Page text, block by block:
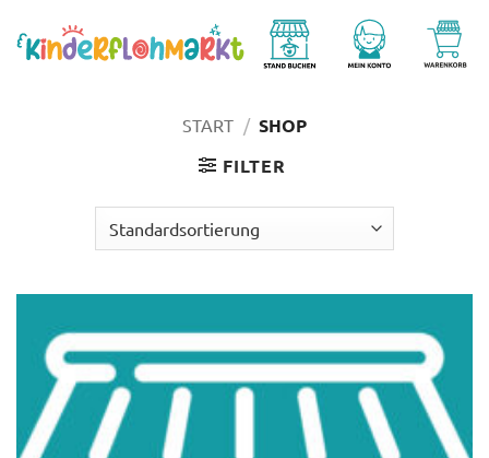
Inhalt
springen
START / SHOP
FILTER